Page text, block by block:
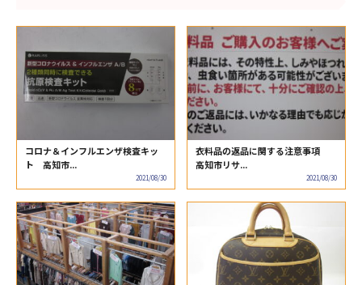
コロナ＆インフルエンザ検査キッ
ト 高知市...
2021/08/30
衣料品の返品に関する注意事項
高知市リサ...
2021/08/30